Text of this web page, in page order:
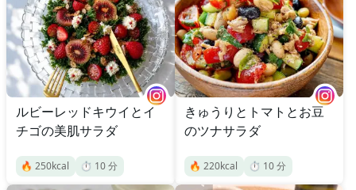
ルビーレッドキウイとイ
チゴの美肌サラダ
🔥 250kcal ⏱️ 10分
きゅうりとトマトとお豆
のツナサラダ
🔥 220kcal ⏱️ 10分